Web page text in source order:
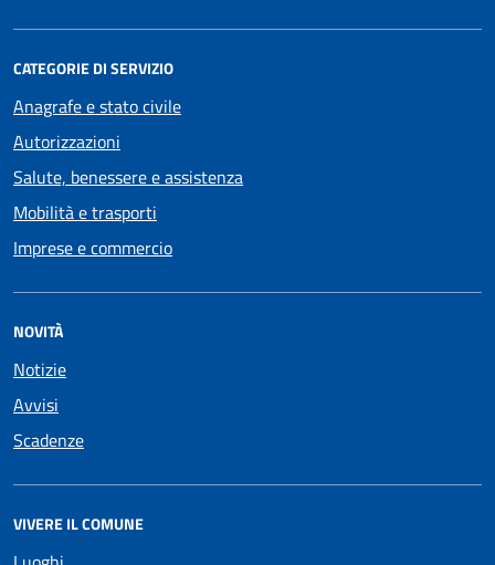
CATEGORIE DI SERVIZIO
Anagrafe e stato civile
Autorizzazioni
Salute, benessere e assistenza
Mobilità e trasporti
Imprese e commercio
NOVITÀ
Notizie
Avvisi
Scadenze
VIVERE IL COMUNE